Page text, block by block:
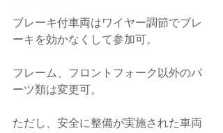
ブレーキ付車両はワイヤー調節でブレ
ーキを効かなくして参加可。
フレーム、フロントフォーク以外のパ
ーツ類は変更可。
ただし、安全に整備が実施された車両